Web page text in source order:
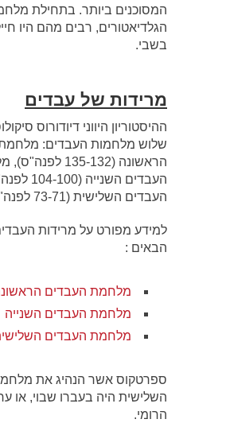
המסוכנים ביותר. בתחילת
הגלדיאטורים, רבים מהם היו
בשבי.
מרידות של עבדים
ההיסטוריון היווני דיודורוס
שלוש מלחמות העבדים:
הראשונה (135-132
העבדים
העבדים השלישית (73-71 לפנה"ס).
למידע מפורט על מרידות
הבאים :
מלחמת העבדים
מלחמת העבדים השנייה
מלחמת העבדים
ספרטקוס אשר הנהיג את
השלישית היה בעברו שבוי, או
הרומי.